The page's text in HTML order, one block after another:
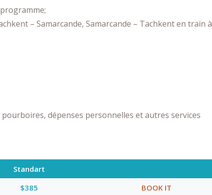
– ​​Samarcande, Samarcande – Tachkent en train à
dépenses personnelles et autres services
Standart
$385
BOOK IT